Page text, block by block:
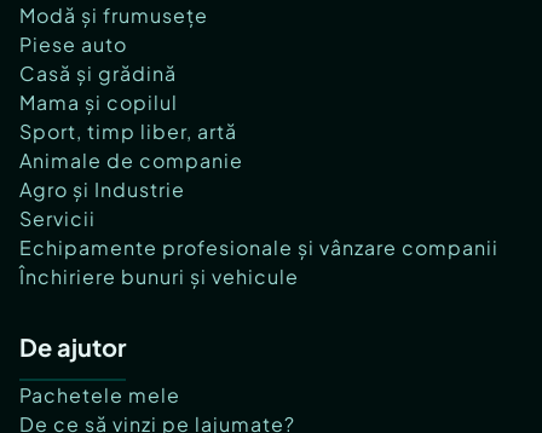
Modă și frumusețe
Piese auto
Casă și grădină
Mama și copilul
Sport, timp liber, artă
Animale de companie
Agro și Industrie
Servicii
Echipamente profesionale și vânzare companii
Închiriere bunuri și vehicule
De ajutor
Pachetele mele
De ce să vinzi pe lajumate?